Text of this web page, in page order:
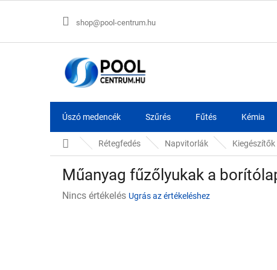
shop@pool-centrum.hu
Úszó medencék Szűrés Fűtés Kémia
KezdőlapRétegfedés Napvitorlák
Műanyag fűzőlyukak a
ANincs értékelés Ugrás az értékeléshez